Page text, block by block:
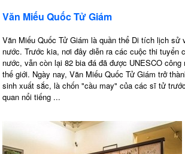
Văn Miếu Quốc Tử Giám
Văn Miếu Quốc Tử Giám là quần thể Di tích lịch sử
nước. Trước kia, nơi đây diễn ra các cuộc thi tuyển
nước, vẫn còn lại 82 bia đá đã được UNESCO
thế giới. Ngày nay, Văn Miếu Quốc Tử Giám trở
sinh xuất sắc, là chốn "cầu may" của các sĩ tử
quan nổi tiếng ...